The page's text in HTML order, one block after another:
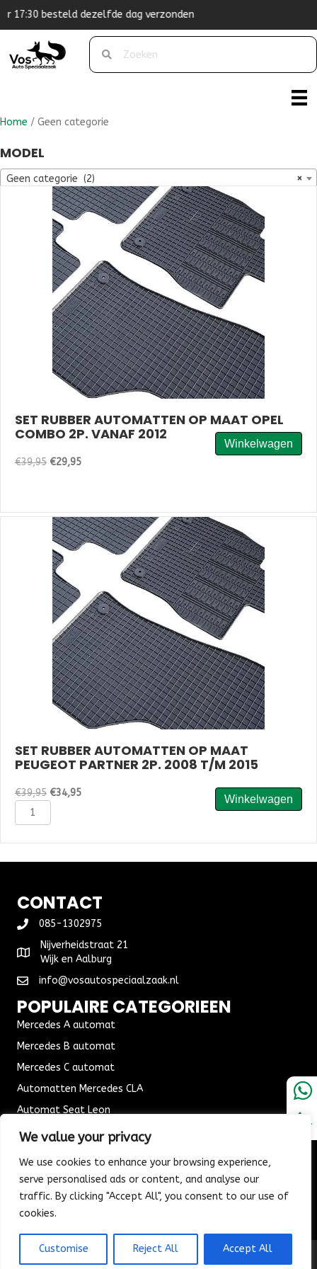
We value your privacy
We use cookies to enhance your browsing experience,
serve personalised ads or content, and analyse our
traffic. By clicking "Accept All", you consent to our use of
cookies.
Customise Reject All Accept All
Originele pasvorm
Home / Geen categorie
MODEL
×
Geen categorie (2)
SET RUBBER AUTOMATTEN OP MAAT OPEL
COMBO 2P. VANAF 2012
€39,95 Oorspronkelijke
€29,95Huidige
op
Winkelwagen
SET RUBBER AUTOMATTEN OP MAAT
PEUGEOT PARTNER 2P. 2008 T/M 2015
€39,95 Oorspronkelijke
prijs
was:
€34,95Huidige
Set
rubber
maat
2P.
2008
t/m
2015
aantal
Winkelwagen
CONTACT
085-1302975
Nijverheidstraat 21
Wijk en Aalburg
info@vosautospeciaalzaak.nl
POPULAIRE CATEGORIEEN
Mercedes A automat
Mercedes B automat
Mercedes C automat
Automatten Mercedes CLA
Automat Seat Leon
ALGEMENE VOORWAARDEN
Verzending & Bezorging
Retouren & Ruilen
© 2026 Vos Autospeciaalzaak. All Rights Reserved.